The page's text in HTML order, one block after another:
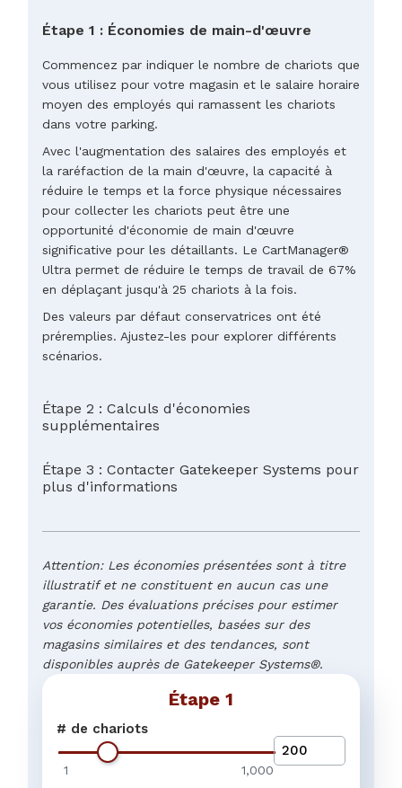
Étape 1 : Économies de main-d'œuvre
Commencez par indiquer le nombre de chariots que
vous utilisez pour votre magasin et le salaire horaire
moyen des employés qui ramassent les chariots
dans votre parking.
Avec l'augmentation des salaires des employés et
la raréfaction de la main d'œuvre, la capacité à
réduire le temps et la force physique nécessaires
pour collecter les chariots peut être une
opportunité d'économie de main d'œuvre
significative pour les détaillants. Le CartManager®
Ultra permet de réduire le temps de travail de 67%
en déplaçant jusqu'à 25 chariots à la fois.
Des valeurs par défaut conservatrices ont été
préremplies. Ajustez-les pour explorer différents
scénarios.
Étape 2 : Calculs d'économies
supplémentaires
Étape 3 : Contacter Gatekeeper Systems pour
plus d'informations
Attention: Les économies présentées sont à titre
illustratif et ne constituent en aucun cas une
garantie. Des évaluations précises pour estimer
vos économies potentielles, basées sur des
magasins similaires et des tendances, sont
disponibles auprès de Gatekeeper Systems®.
Étape 1
# de chariots
1 1,000
Réduire les contraintes
collecte des chariots.
Réduction des
Augmentation du